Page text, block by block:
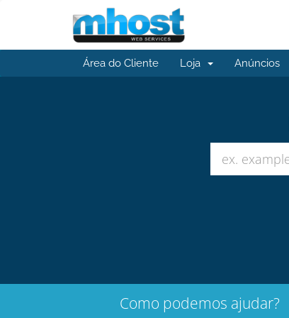
Área do Cliente Loja Anúncios
Como podemos ajudar?